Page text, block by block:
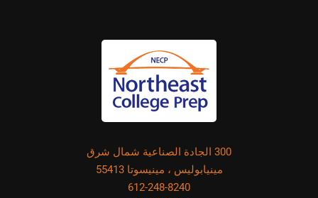
300 الجادة الصناعية شمال شرق
مينيابوليس ، مينيسوتا 55413
612-248-8240